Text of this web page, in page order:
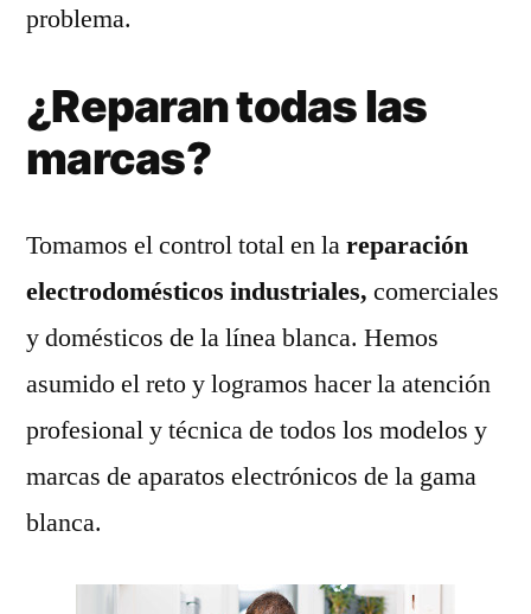
problema.
¿Reparan todas las
marcas?
Tomamos el control total en lareparación
electrodomésticos industriales, comerciales
y domésticos de la línea blanca. Hemos
asumido el reto y logramos hacer la atención
profesional y técnica de todos los modelos y
marcas de aparatos electrónicos de la gama
blanca.